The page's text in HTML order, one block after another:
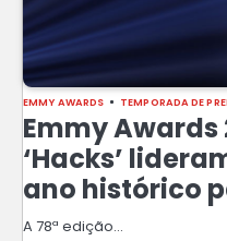
EMMY AWARDS TEMPORADA DE
Emmy Awards
‘Hacks’
ano histórico
A 78ª edição…